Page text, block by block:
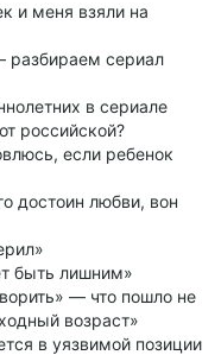
и меня взяли на
разбираем сериал
в сериале
российской?
если ребенок
достоин любви, вон
быть лишним»
— что пошло не
возраст»
в уязвимой позиции